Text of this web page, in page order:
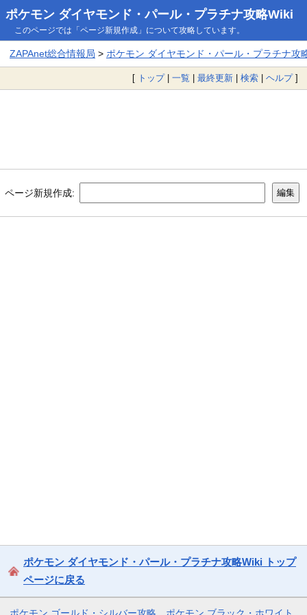
ポケモン ダイヤモンド・パール・プラチナ攻略Wiki
このページでは「ページ新規作成」について攻略しています。
ZAPAnet総合情報局 > ポケモン ダイヤモンド・パール・プラチナ攻
[ トップ| 一覧 | 最終更新 | 検索 | ヘルプ]
ページ新規作成:
ポケモン ダイヤモンド・パール・プラチナ攻略Wiki トップ
ページに戻る
ポケモン ゴールド・シルバー攻略 ポケモン ブラック・ホワイト